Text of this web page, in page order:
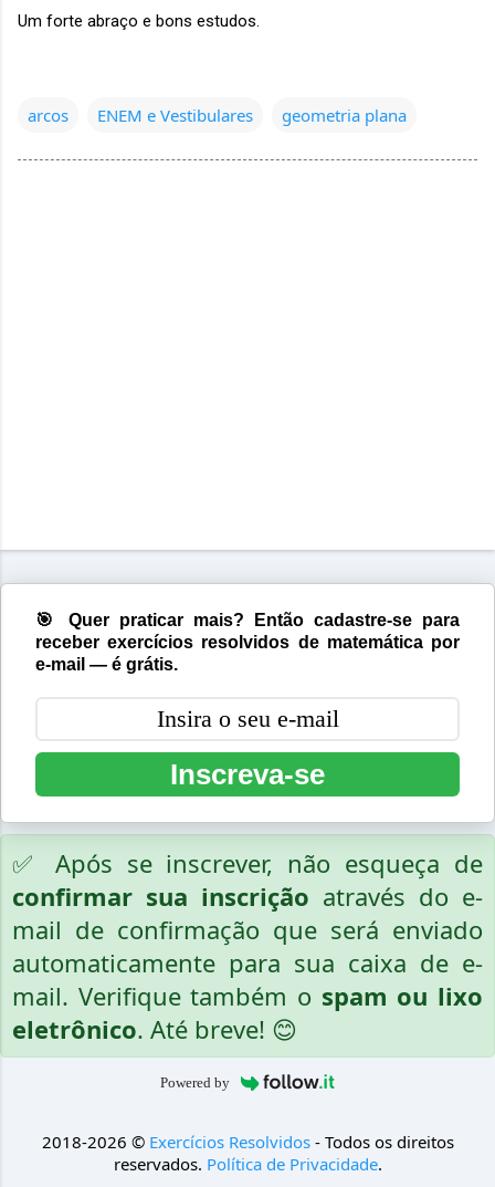
Um forte abraço e bons estudos.
arcos ENEM e Vestibulares geometria plana
🎯 Quer praticar mais? Então cadastre-se para
receber exercícios resolvidos de matemática por
e-mail — é grátis.
Inscreva-se
✅ Após se inscrever, não esqueça de
confirmar sua inscrição através do e-
mail de confirmação que será enviado
automaticamente para sua caixa de e-
mail. Verifique também o spam ou lixo
eletrônico. Até breve! 😊
Powered by
2018-2026 © Exercícios Resolvidos- Todos os direitos
reservados. Política de Privacidade.